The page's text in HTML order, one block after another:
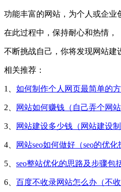
功能丰富的网站，为个人或企业
在此过程中，保持耐心和热情，
不断挑战自己，你将发现网站建
相关推荐：
1、 如何制作个人网页最简单的方
2、 网站如何赚钱（自己弄个网
3、 网站建设多少钱（网站建设
4、 网站seo如何做好（seo的优化
5、 seo整站优化的思路及步骤包
6、 百度不收录网站怎么办（不